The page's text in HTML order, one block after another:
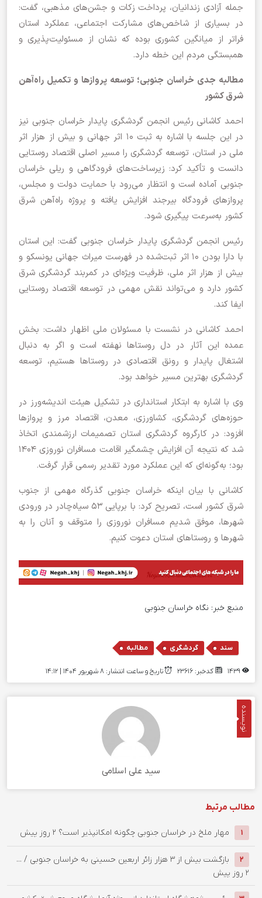
جمله آزادی زندانیان، پرداخت زکات و جشن‌های مذهبی، گفت:
در بسیاری از شاخص‌های مشارکت اجتماعی، عملکرد استان
فراتر از میانگین کشوری بوده که نشان از مسئولیت‌پذیری و
همبستگی مردم این خطه دارد.
مطالبه جدی خراسان جنوبی؛ توسعه پروازها و تکمیل راه‌آهن
شرق کشور
احمد کاشانی رئیس انجمن گردشگری پایدار خراسان جنوبی نیز
در این جلسه با اشاره به ثبت ۱۰ اثر جهانی و بیش از هزار اثر
ملی در استان، توسعه گردشگری را مسیر اصلی اقتصاد روستایی
دانست و تأکید کرد: زیرساخت‌های فرودگاهی و ریلی خراسان
جنوبی آماده است و انتظار می‌رود با حمایت دولت و مجلس،
پروازهای فرودگاه بیرجند افزایش یافته و پروژه راه‌آهن شرق
کشور به‌سرعت پیگیری شود.
رئیس انجمن گردشگری پایدار خراسان جنوبی گفت: این استان
با دارا بودن ۱۰ اثر ثبت‌شده در فهرست میراث جهانی یونسکو و
بیش از هزار اثر ملی، ظرفیت ویژه‌ای در کمربند گردشگری شرق
کشور دارد و می‌تواند نقش مهمی در توسعه اقتصاد روستایی
ایفا کند.
احمد کاشانی در نشست با مسئولان ملی اظهار داشت: بخش
عمده این آثار در دل روستاها نهفته است و اگر به دنبال
اشتغال پایدار و رونق اقتصادی در روستاها هستیم، توسعه
گردشگری بهترین مسیر خواهد بود.
وی با اشاره به ابتکار استانداری در تشکیل هیئت اندیشه‌ورز در
حوزه‌های گردشگری، کشاورزی، معدن، اقتصاد مرز و پروازها
افزود: در کارگروه گردشگری استان تصمیمات ارزشمندی اتخاذ
شد که نتیجه آن افزایش چشمگیر اقامت مسافران نوروزی ۱۴۰۴
بود؛ به‌گونه‌ای که این عملکرد مورد تقدیر رسمی قرار گرفت.
کاشانی با بیان اینکه خراسان جنوبی گذرگاه مهمی از جنوب
شرق کشور است، تصریح کرد: با برپایی ۵۳ سیاه‌چادر در ورودی
شهرها، موفق شدیم مسافران نوروزی را متوقف و آنان را به
شهرها و روستاهای استان دعوت کنیم.
منبع خبر: نگاه خراسان جنوبی
سند , گردشگری , مطالبه
کدخبر: 23616 تاریخ و ساعت انتشار: ۸ شهریور ۱۴۰۴ | 14:12
نویسنده
سید علی اسلامی
مطالب مرتبط
1 ‌مهار ملخ در خراسان جنوبی چگونه امکانپذیر است؟ 2 روز پیش
2
بازگشت بیش از ۳ هزار زائر اربعین حسینی به خراسان جنوبی / ...
2 روز پیش